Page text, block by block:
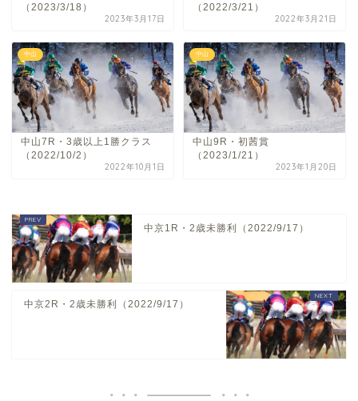
（2023/3/18）
2023年3月17日
（2022/3/21）
2022年3月21日
中山
中山7R・3歳以上1勝クラス
（2022/10/2）
2022年10月1日
中山
中山9R・初茜賞
（2023/1/21）
2023年1月20日
中京1R・2歳未勝利（2022/9/17）
中京2R・2歳未勝利（2022/9/17）